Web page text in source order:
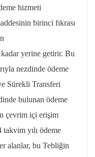
hizmeti
birinci fıkrası
yerine getirir. Bu
nezdinde ödeme
Sürekli Transferi
bulunan ödeme
çevrim içi erişim
yılı ödeme
alanlar, bu Tebliğin